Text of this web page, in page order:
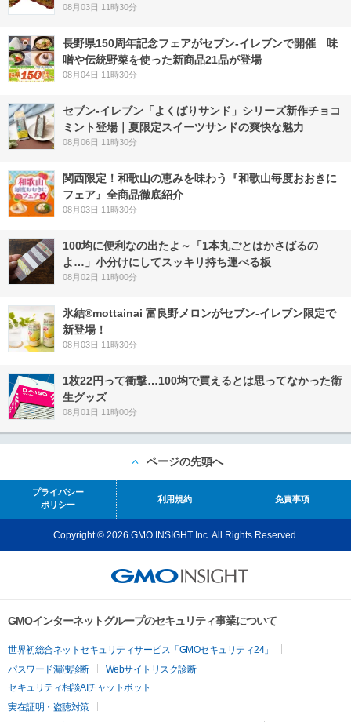
08月03日 11時30分
長野県150周年記念フェアがセブン-イレブンで開催 味
噌や伝統野菜を使った新商品21品が登場
08月04日 11時30分
セブン‐イレブン「よくばりサンド」シリーズ新作チョコ
ミント登場｜夏限定スイーツサンドの爽快な魅力
08月06日 11時30分
関西限定！和歌山の恵みを味わう『和歌山毎度おおきに
フェア』全商品徹底紹介
08月03日 11時30分
100均に便利なの出たよ～「1本丸ごとはかさばるの
よ…」小分けにしてスッキリ持ち運べる板
08月02日 11時00分
氷結®mottainai 富良野メロンがセブン‐イレブン限定で
新登場！
08月03日 11時30分
1枚22円って衝撃…100均で買えるとは思ってなかった衛
生グッズ
08月01日 11時00分
ページの先頭へ
プライバシー
ポリシー
利用規約 免責事項
Copyright © 2026 GMO INSIGHT Inc. All Rights Reserved.
GMOインターネットグループのセキュリティ事業について
世界初総合ネットセキュリティサービス「GMOセキュリティ24」
パスワード漏洩診断
Webサイトリスク診断
セキュリティ相談AIチャットボット
実在証明・盗聴対策